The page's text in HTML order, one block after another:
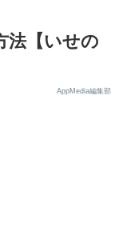
法【いせの
AppMedia編集部